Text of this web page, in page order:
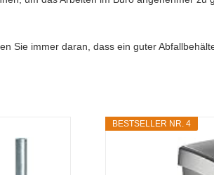
Sie immer daran, dass ein guter
BESTSELLER NR. 4